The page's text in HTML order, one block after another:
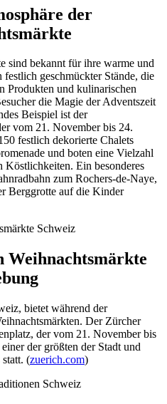
der
sind bekannt für ihre warme und
geschmückter Stände, die
Produkten und kulinarischen
die Magie der Adventszeit
Beispiel ist der
vom 21. November bis 24.
festlich dekorierte Chalets
und boten eine Vielzahl
Ein besonderes
zum Rochers-de-Naye,
Berggrotte auf die Kinder
Weihnachtsmärkte
bietet während der
Der Zürcher
der vom 21. November bis
der größten der Stadt und
(zuerich.com)